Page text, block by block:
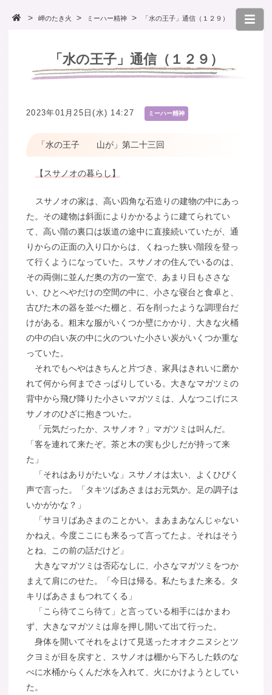
岬のたき火 ミーハー精神 「水の王子」通信（１２９）
「水の王子」通信（１２９）
2023年01月25日(水) 14:27 ミーハー精神
「水の王子 山が」第二十三回
【スサノオの暮らし】
スサノオの家は、高い四角な石造りの建物の中にあっ
た。その建物は斜面によりかかるように建てられてい
て、高い階の裏口は坂道の途中に直接続いていたが、通
りからの正面の入り口からは、くねった狭い階段を登っ
て行くようになっていた。スサノオの住んでいるのは、
その両側に並んだ奥の方の一室で、あまり日もささな
い、ひとへやだけの空間の中に、小さな寝台と食卓と、
古びた木の器を並べた棚と、石を削ったような調理台だ
けがある。粗末な服がいくつか壁にかかり、大きな火桶
の中の白い灰の中に火のついた小さい炭がいくつか重な
っていた。
それでもへやはきちんと片づき、家具はきれいに磨か
れて何から何までさっぱりしている。大きなマガツミの
背中から飛び降りた小さいマガツミは、人なつこげにス
サノオのひざに抱きついた。
「元気だったか、スサノオ？」マガツミは叫んだ。
「客を連れて来たぞ。茶と木の実も少しだが持って来
た」
「それはありがたいな」スサノオは太い、よくひびく
声で言った。「タキツばあさまはお元気か。足の調子は
いかがかな？」
「サヨリばあさまのことかい。まあまあなんじゃない
かねえ。今度ここにも来るって言ってたよ。それはそう
とね、この前の話だけど」
大きなマガツミは否応なしに、小さなマガツミをつか
まえて肩にのせた。「今日は帰る。私たちまた来る。タ
キリばあさまもつれてくる」
「こら待てこら待て」と言っている相手にはかまわ
ず、大きなマガツミは扉を押し開いて出て行った。
身体を開いてそれをよけて見送ったオオクニヌシとツ
クヨミが目を戻すと、スサノオは棚から下ろした鉄のな
べに水桶からくんだ水を入れて、火にかけようとしてい
た。